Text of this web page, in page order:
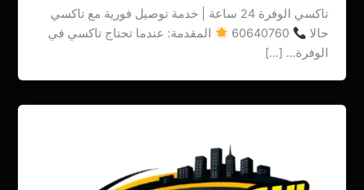
تاكسي الوفرة 24 ساعة | خدمة توصيل فورية مع تاكسي
حالا
المقدمة: عندما تحتاج تاكسي في
الوفرة… […]